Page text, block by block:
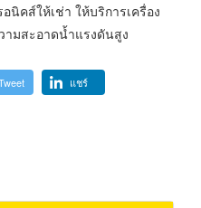
คส์ให้เช่า ให้บริการเครื่อง
ามสะอาดน้ำแรงดันสูง
แชร์